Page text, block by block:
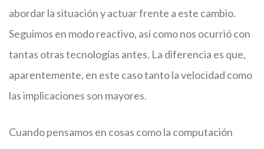
abordar la situación y actuar frente a este cambio.
Seguimos en modo reactivo, así como nos ocurrió con
tantas otras tecnologías antes. La diferencia es que,
aparentemente, en este caso tanto la velocidad como
las implicaciones son mayores.
Cuando pensamos en cosas como la computación